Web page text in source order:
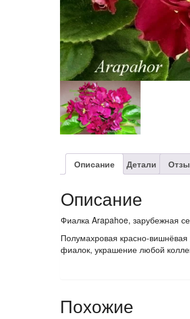
Описание Детали
Описание
Фиалка Arapahoe, зарубежная
Полумахровая красно-вишнёвая
фиалок, украшение любой
Похожие